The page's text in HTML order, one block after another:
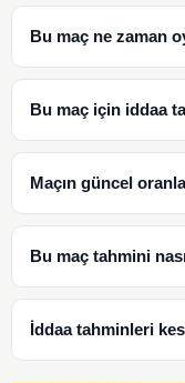
Bu maç ne zaman
Bu maç için iddaa
Maçın güncel
Bu maç tahmini
İddaa tahminleri